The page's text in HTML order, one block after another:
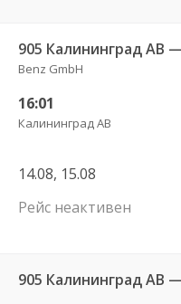
905 Калининград АВ
Benz GmbH
16:01
Калининград АВ
14.08, 15.08
Рейс неактивен
905 Калининград АВ